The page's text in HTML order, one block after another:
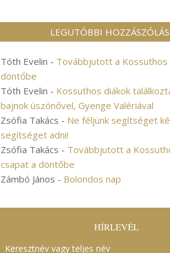
LEGUTÓBBI
Tóth Evelin - Továbbjutott a
döntőbe
Tóth Evelin - Kossuthos diákok
bajnok úszónővel, Gyenge Valériával
Zsófia Takács - Ne féljünk segítséget
segítséget adni!
Zsófia Takács - Továbbjutott a
csapat a döntőbe
Zámbó János - Bolondos nap
HÍRLEVÉL
Keresztnév vagy teljes név